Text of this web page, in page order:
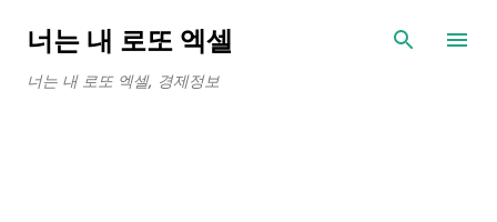
기본 콘텐츠로 건너뛰기
너는 내 로또 엑셀
너는 내 로또 엑셀, 경제정보